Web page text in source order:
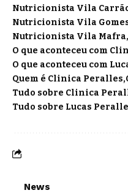
Nutricionista Vila
Nutricionista Vila
Nutricionista Vila Mafra
O que aconteceu com
O que aconteceu com
Quem é Clinica Peralles
Tudo sobre Clinica
Tudo sobre Lucas
News